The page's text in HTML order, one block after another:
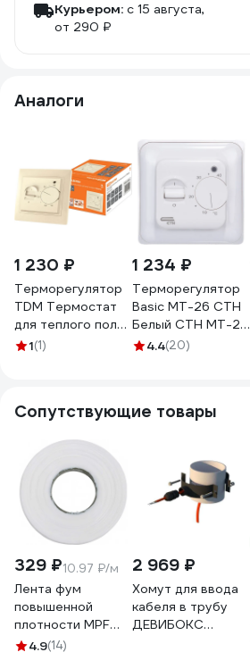
Курьером: c 15 августа,
от 290 ₽
Аналоги
1 230 ₽
Терморегулятор
TDM Термостат
для теплого пола
ТТП 16А 250В с
0131
1(1)
1 234 ₽
Терморегулятор
Basic MТ-26 СТН
Белый СТН МТ-26
белый
4.4(20)
Сопутствующие товары
329 ₽10.97 ₽/м
Лента фум
повышенной
плотности MPF
professional 0,1х10
4.9(14)
2 969 ₽
Хомут для ввода
кабеля в трубу
ДЕВИБОКС